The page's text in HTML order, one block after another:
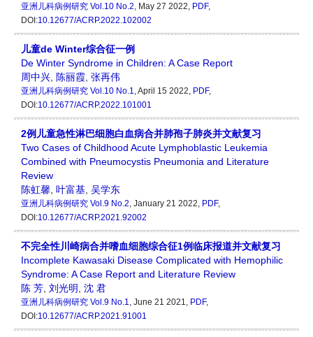
亚洲儿科病例研究 Vol.10 No.2, May 27 2022, PDF,
DOI:10.12677/ACRP.2022.102002
儿童de Winter综合征一例
De Winter Syndrome in Children: A Case Report
周中兴
陈丽霞 张再伟
亚洲儿科病例研究 Vol.10 No.1, April 15 2022, PDF,
DOI:10.12677/ACRP.2022.101001
2例儿童急性淋巴细胞白血病合并肺孢子肺炎并文献复习
Two Cases of Childhood Acute Lymphoblastic Leukemia
Combined with Pneumocystis Pneumonia and Literature
Review
陈虹馨 叶富基 吴学东
亚洲儿科病例研究 Vol.9 No.2, January 21 2022, PDF,
DOI:10.12677/ACRP.2021.92002
不完全性川崎病合并嗜血细胞综合征1例临床报道并文献复习
Incomplete Kawasaki Disease Complicated with Hemophilic
Syndrome: A Case Report and Literature Review
陈 芳 刘光明 沈 君
亚洲儿科病例研究 Vol.9 No.1, June 21 2021, PDF,
DOI:10.12677/ACRP.2021.91001